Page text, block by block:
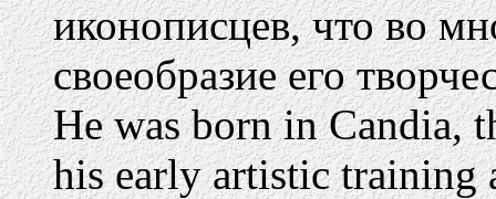
иконописцев, что во
своеобразие его
He was born in Candia,
his early artistic training